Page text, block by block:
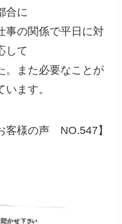
合に
事の関係で平日に対
して
。また必要なことが
ます。
客様の声 NO.547】